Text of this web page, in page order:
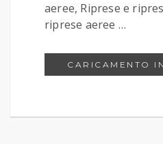
aeree, Riprese e
riprese aeree …
CARICAMENTO